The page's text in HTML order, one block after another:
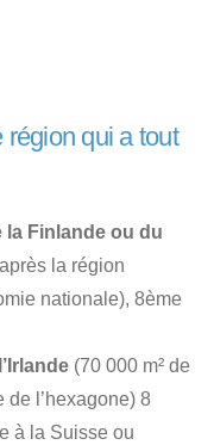
qui a tout
la Finlande ou du
la région
nationale), 8ème
(70 000 m² de
l’hexagone) 8
à la Suisse ou